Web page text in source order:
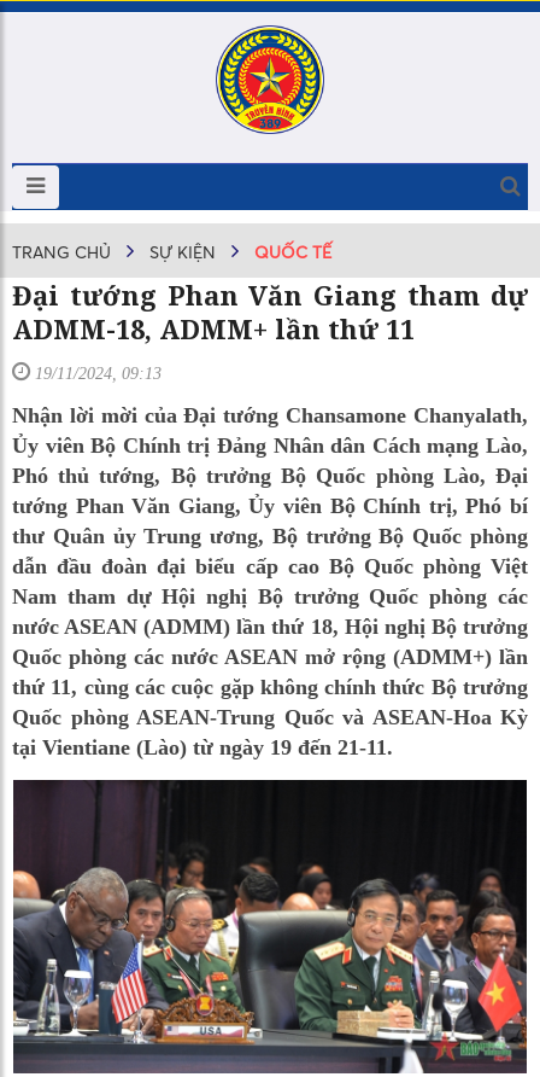
TRANG CHỦ SỰ KIỆN QUỐC TẾ
Đại tướng Phan Văn Giang tham dự
ADMM-18, ADMM+ lần thứ 11
19/11/2024, 09:13
Nhận lời mời của Đại tướng Chansamone Chanyalath,
Ủy viên Bộ Chính trị Đảng Nhân dân Cách mạng Lào,
Phó thủ tướng, Bộ trưởng Bộ Quốc phòng Lào, Đại
tướng Phan Văn Giang, Ủy viên Bộ Chính trị, Phó bí
thư Quân ủy Trung ương, Bộ trưởng Bộ Quốc phòng
dẫn đầu đoàn đại biểu cấp cao Bộ Quốc phòng Việt
Nam tham dự Hội nghị Bộ trưởng Quốc phòng các
nước ASEAN (ADMM) lần thứ 18, Hội nghị Bộ trưởng
Quốc phòng các nước ASEAN mở rộng (ADMM+) lần
thứ 11, cùng các cuộc gặp không chính thức Bộ trưởng
Quốc phòng ASEAN-Trung Quốc và ASEAN-Hoa Kỳ
tại Vientiane (Lào) từ ngày 19 đến 21-11.